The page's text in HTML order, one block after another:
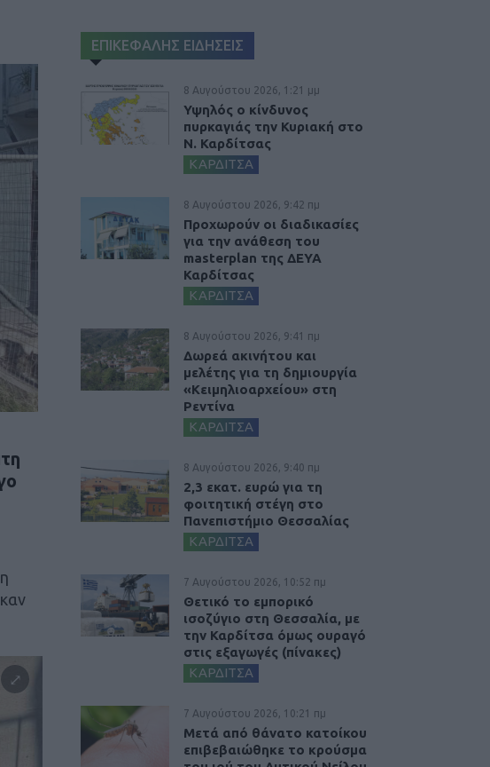
ΕΠΙΚΕΦΑΛΗΣ ΕΙΔΗΣΕΙΣ
8 Αυγούστου 2026, 1:21 μμ
Υψηλός ο κίνδυνος
πυρκαγιάς την Κυριακή στο
Ν. Καρδίτσας
ΚΑΡΔΙΤΣΑ
8 Αυγούστου 2026, 9:42 πμ
Προχωρούν οι διαδικασίες
για την ανάθεση του
masterplan της ΔΕΥΑ
Καρδίτσας
ΚΑΡΔΙΤΣΑ
8 Αυγούστου 2026, 9:41 πμ
Δωρεά ακινήτου και
μελέτης για τη δημιουργία
«Κειμηλιοαρχείου» στη
Ρεντίνα
ΚΑΡΔΙΤΣΑ
8 Αυγούστου 2026, 9:40 πμ
2,3 εκατ. ευρώ για τη
φοιτητική στέγη στο
Πανεπιστήμιο Θεσσαλίας
ΚΑΡΔΙΤΣΑ
7 Αυγούστου 2026, 10:52 πμ
Θετικό το εμπορικό
ισοζύγιο στη Θεσσαλία, με
την Καρδίτσα όμως ουραγό
στις εξαγωγές (πίνακες)
ΚΑΡΔΙΤΣΑ
7 Αυγούστου 2026, 10:21 πμ
Μετά από θάνατο κατοίκου
επιβεβαιώθηκε το κρούσμα